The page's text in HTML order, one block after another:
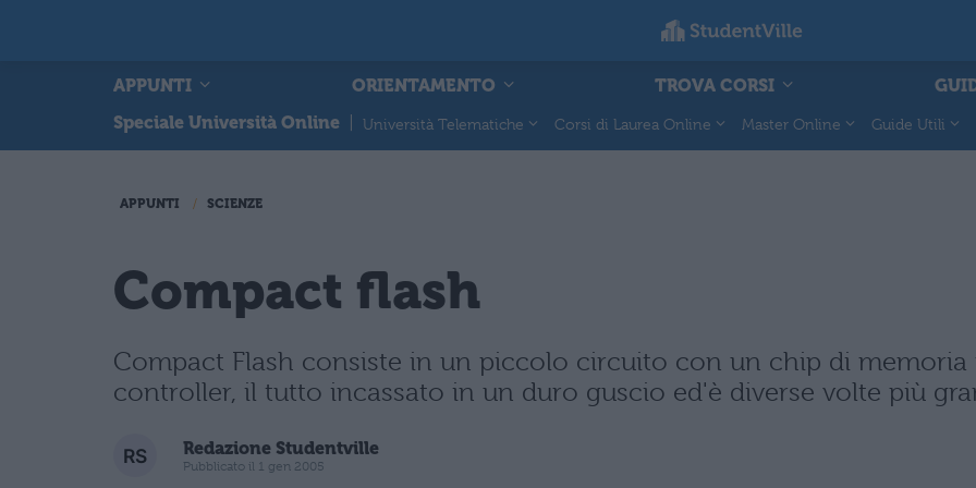
APPUNTI ORIENTAMENTO TROVA CORSI
Speciale Università Online
Università Telematiche Corsi di Laurea Online Master Online Guide Utili
APPUNTI SCIENZE
Compact flash
Compact Flash consiste in un piccolo circuito con un chip di
controller, il tutto incassato in un duro guscio ed'è diverse volte più
Redazione Studentville
Pubblicato il 1 gen 2005